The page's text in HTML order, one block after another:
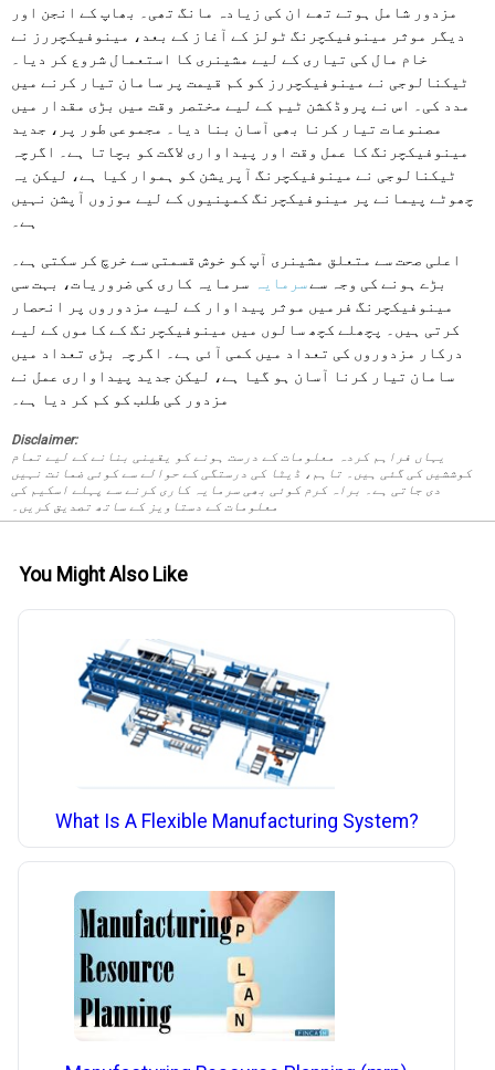
مزدور شامل ہوتے تھے ان کی زیادہ مانگ تھی۔ بھاپ کے انجن اور
دیگر موثر مینوفیکچرنگ ٹولز کے آغاز کے بعد، مینوفیکچررز نے
خام مال کی تیاری کے لیے مشینری کا استعمال شروع کر دیا۔
ٹیکنالوجی نے مینوفیکچررز کو کم قیمت پر سامان تیار کرنے میں
مدد کی۔ اس نے پروڈکشن ٹیم کے لیے مختصر وقت میں بڑی مقدار میں
مصنوعات تیار کرنا بھی آسان بنا دیا۔ مجموعی طور پر، جدید
مینوفیکچرنگ کا عمل وقت اور پیداواری لاگت کو بچاتا ہے۔ اگرچہ
ٹیکنالوجی نے مینوفیکچرنگ آپریشن کو ہموار کیا ہے، لیکن یہ
چھوٹے پیمانے پر مینوفیکچرنگ کمپنیوں کے لیے موزوں آپشن نہیں
ہے۔
اعلی صحت سے متعلق مشینری آپ کو خوش قسمتی سے خرچ کر سکتی ہے۔
بڑے ہونے کی وجہ سےسرمایہ
سرمایہ کاری کی ضروریات، بہت سی
مینوفیکچرنگ فرمیں موثر پیداوار کے لیے مزدوروں پر انحصار
کرتی ہیں۔ پچھلے کچھ سالوں میں مینوفیکچرنگ کے کاموں کے لیے
درکار مزدوروں کی تعداد میں کمی آئی ہے۔ اگرچہ بڑی تعداد میں
سامان تیار کرنا آسان ہو گیا ہے، لیکن جدید پیداواری عمل نے
مزدور کی طلب کو کم کر دیا ہے۔
Disclaimer:
یہاں فراہم کردہ معلومات کے درست ہونے کو یقینی بنانے کے لیے تمام
کوششیں کی گئی ہیں۔ تاہم، ڈیٹا کی درستگی کے حوالے سے کوئی ضمانت نہیں
دی جاتی ہے۔ براہ کرم کوئی بھی سرمایہ کاری کرنے سے پہلے اسکیم کی
معلومات کے دستاویز کے ساتھ تصدیق کریں۔
You Might Also Like
What Is A Flexible Manufacturing System?